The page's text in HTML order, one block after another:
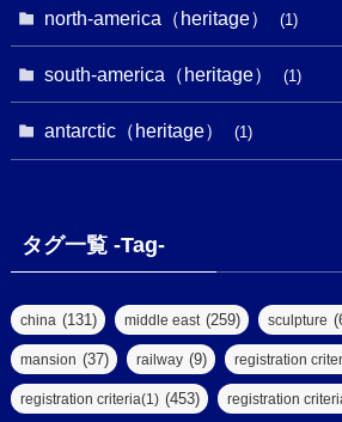
(7)
(1)
(5)
(39)
(16)
(62)
(14)
(61)
(2)
(1)
(8)
(4)
(7)
(2)
(47)
(1)
(18)
(2)
(1)
(1)
(2)
(2)
(3)
north-america（heritage） (1)
(1)
(1)
south-america（heritage） (1)
(1)
antarctic（heritage） (1)
タグ一覧 -Tag-
china (131) middle east (259) sculpture
mansion (37) railway (9) registration
registration criteria(1) (453) registration